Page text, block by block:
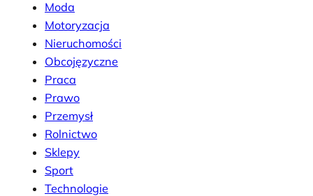
Moda
Motoryzacja
Nieruchomości
Obcojęzyczne
Praca
Prawo
Przemysł
Rolnictwo
Sklepy
Sport
Technologie